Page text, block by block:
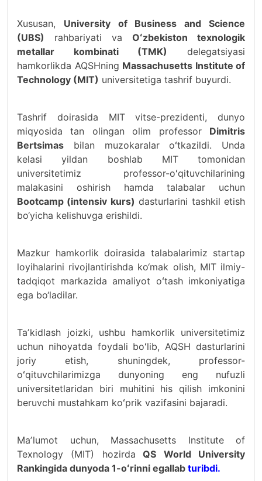
Xususan, University of Business and Science
(UBS) rahbariyati va Oʻzbekiston texnologik
metallar kombinati (TMK)
delegatsiyasi
hamkorlikda AQSHning Massachusetts Institute of
Technology (MIT) universitetiga tashrif buyurdi.
Tashrif doirasida MIT vitse-prezidenti, dunyo
miqyosida tan olingan olim professor Dimitris
Bertsimas bilan muzokaralar oʻtkazildi. Unda
kelasi yildan boshlab MIT tomonidan
universitetimiz professor-oʻqituvchilarining
malakasini oshirish hamda talabalar uchun
Bootcamp (intensiv kurs) dasturlarini tashkil etish
bo‘yicha kelishuvga erishildi.
Mazkur hamkorlik doirasida talabalarimiz startap
loyihalarini rivojlantirishda ko‘mak olish, MIT ilmiy-
tadqiqot markazida amaliyot oʻtash imkoniyatiga
ega bo‘ladilar.
Taʼkidlash joizki, ushbu hamkorlik universitetimiz
uchun nihoyatda foydali boʻlib, AQSH dasturlarini
joriy etish, shuningdek, professor-
oʻqituvchilarimizga dunyoning eng nufuzli
universitetlaridan biri muhitini his qilish imkonini
beruvchi mustahkam koʻprik vazifasini bajaradi.
Maʼlumot uchun, Massachusetts Institute of
Texnology (MIT) hozirda QS World University
Rankingida dunyoda 1-oʻrinni egallab turibdi.